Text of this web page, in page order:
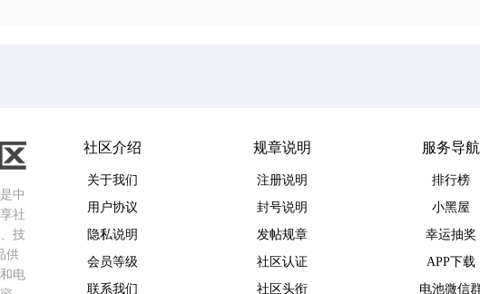
中
社
技
供
电
社区介绍
关于我们
用户协议
隐私说明
会员等级
联系我们
规章说明
注册说明
封号说明
发帖规章
社区认证
社区头衔
服务导航
排行榜
小黑屋
幸运抽奖
APP下载
电池微信